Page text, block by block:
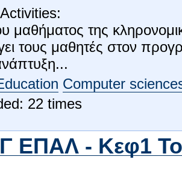
μαθήματος της
τους μαθητές στον
Computer
22 times
ΕΠΑΛ - Κεφ1 Το